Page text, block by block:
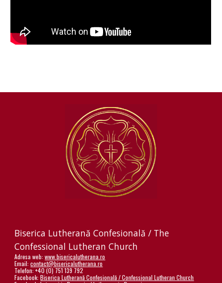
Biserica Lutherană Confesională / The
Confessional Lutheran Church
Adresa web:www.bisericalutherana.ro
Email:contact@bisericalutherana.ro
Telefon: +40 (0) 751 139 792
Facebook:Biserica Lutherană Confesională / Confessional Lutheran Church